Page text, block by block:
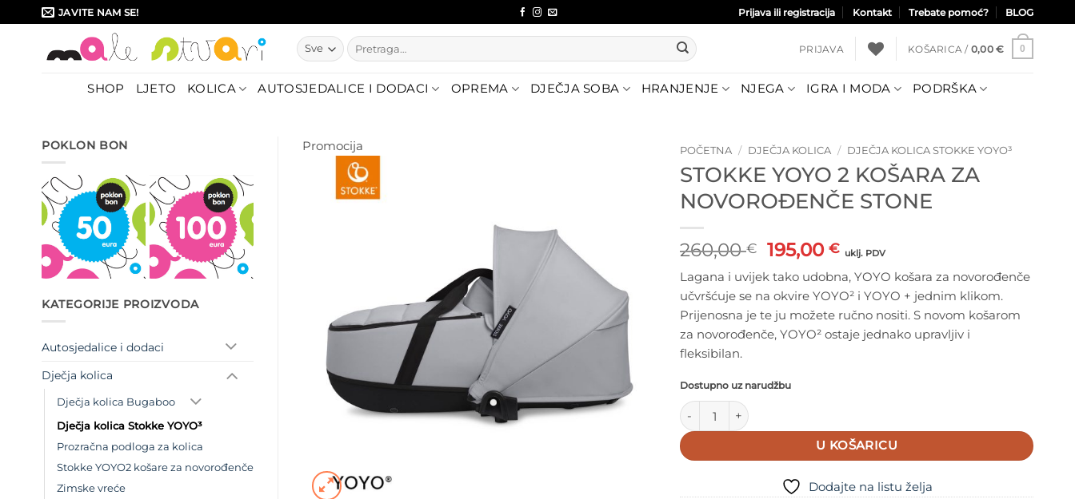
to
JAVITE NAM SE! Prijava ili registracija Kontakt Trebate pomoć? BLOG
Pretraži:
PRIJAVA KOŠARICA / 0,00 € 0
SHOP LJETO KOLICA AUTOSJEDALICE I DODACI OPREMA DJEČJA SOBA HRANJENJE NJEGA IGRA I MODA PODRŠKA
POKLON BON
KATEGORIJE PROIZVODA
Autosjedalice i dodaci
Dječja kolica
Dječja kolica Bugaboo
Dječja kolica Stokke YOYO³
Prozračna podloga za kolica
Stokke YOYO2 košare za novorođenče
Zimske vreće
Promocija POČETNA / DJEČJA KOLICA / DJEČJA KOLICA STOKKE YOYO³
STOKKE YOYO 2 KOŠARA ZA
NOVOROĐENČE STONE
260,00€ Izvorna
cijena
bila
je:
260,00 €.
195,00 €Trenutna
cijena
je:
195,00 €.
uklj. PDV
Lagana i uvijek tako udobna, YOYO košara za novorođenče
učvršćuje se na okvire YOYO² i YOYO + jednim klikom.
Prijenosna je te ju možete ručno nositi. S novom košarom
za novorođenče, YOYO² ostaje jednako upravljiv i
fleksibilan.
Dostupno uz narudžbu
Stokke Yoyo 2 Košara za novorođenče Stone količina
U KOŠARICU
Dodajte na listu želja